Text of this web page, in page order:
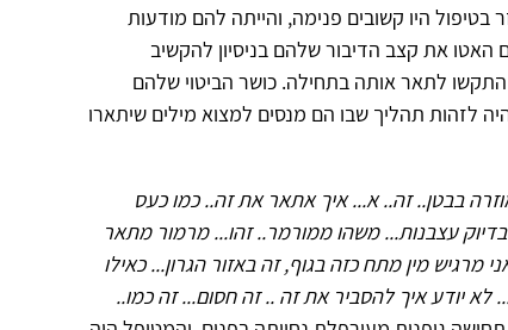
היו קשובים פנימה, והייתה להם מודעות
את קצב הדיבור שלהם בניסיון להקשיב
לתאר אותה בתחילה. כושר הביטוי שלהם
לזהות תהליך שבו הם מנסים למצוא מילים שיתארו
בבטן.. זה.. א... איך אתאר את זה.. כמו כעס
עצבנות... משהו ממורמר.. זהו... מרמור מתאר
מרגיש מין מתח כזה בגוף, זה באזור הגרון... כאילו
לא יודע איך להסביר את זה .. זה חסום... זה כמו..